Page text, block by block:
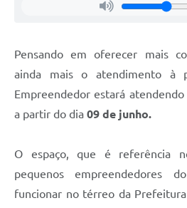
Pensando em oferecer mais
ainda mais o atendimento à
Empreendedor estará
a partir do dia 09 de junho.
O espaço, que é referência
pequenos empreendedores
funcionar no térreo da